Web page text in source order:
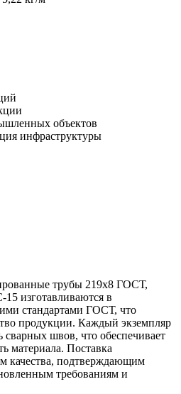
объектов
инфраструктуры
трубы 219х8 ГОСТ,
изготавливаются в
стандартами ГОСТ, что
продукции. Каждый экземпляр
сварных швов, что обеспечивает
материала. Поставка
качества, подтверждающим
требованиям и